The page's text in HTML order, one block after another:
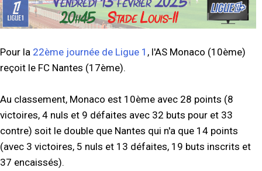
Pour la 22ème journée de Ligue 1 , l'AS Monaco (10ème)
reçoit le FC Nantes (17ème).
Au classement, Monaco est 10ème avec 28 points (8
victoires, 4 nuls et 9 défaites avec 32 buts pour et 33
contre) soit le double que Nantes qui n'a que 14 points
(avec 3 victoires, 5 nuls et 13 défaites, 19 buts inscrits et
37 encaissés).